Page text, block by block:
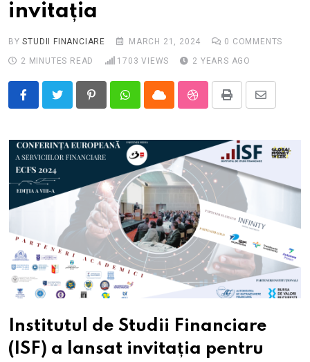
invitația
BYSTUDII FINANCIARE MARCH 21, 2024 0 COMMENTS
2 MINUTES READ
1703 VIEWS 2 YEARS AGO
PinterestWhatsappCloud StumbleUpon
Print
Share
Email
Institutul de Studii Financiare
(ISF) a lansat invitația pentru